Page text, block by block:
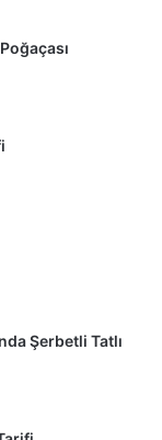
Şerbetli Tatlı